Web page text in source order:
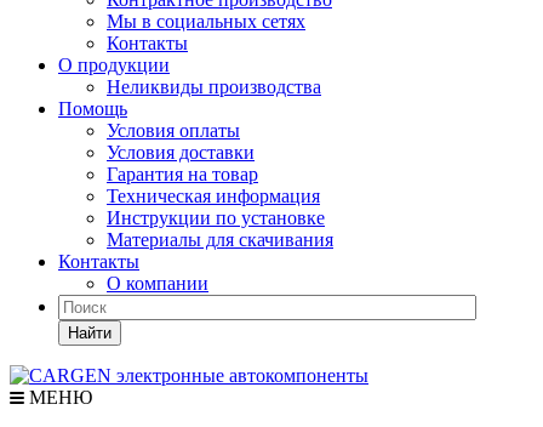
Мы в социальных сетях
Контакты
О продукции
Неликвиды производства
Помощь
Условия оплаты
Условия доставки
Гарантия на товар
Техническая информация
Инструкции по установке
Материалы для скачивания
Контакты
О компании
Найти
МЕНЮ